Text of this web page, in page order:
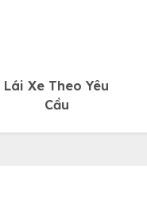
Lái Xe Theo Yêu
Cầu